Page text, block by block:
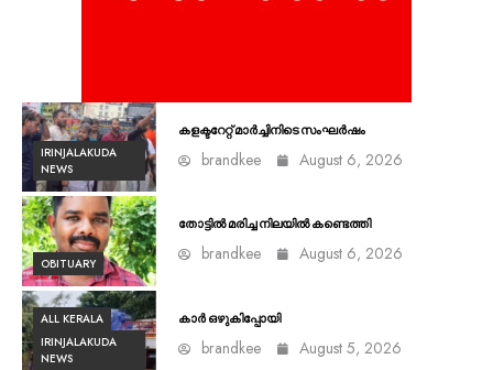
IRINJALAKUDA
NEWS
കളക്ടറേറ്റ് മാർച്ചിനിടെ സംഘർഷം
brandkee August 6, 2026
OBITUARY
തോട്ടിൽ മരിച്ച നിലയിൽ കണ്ടെത്തി
brandkee August 6, 2026
ALL KERALA
IRINJALAKUDA
NEWS
കാർ ഒഴുകിപ്പോയി
brandkee August 5, 2026